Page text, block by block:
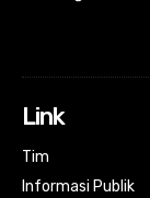
Link
Tim
Informasi Publik